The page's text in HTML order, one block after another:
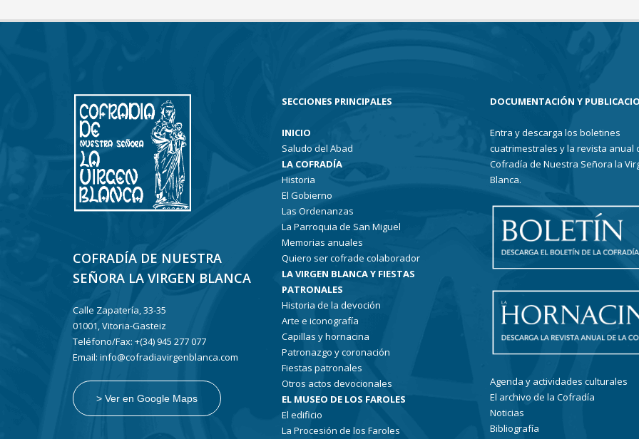
COFRADÍA DE NUESTRA
SEÑORA LA VIRGEN BLANCA
Calle Zapatería, 33-35
01001, Vitoria-Gasteiz
Teléfono/Fax: +(34) 945 277 077
Email: info@cofradiavirgenblanca.com
> Ver en Google Maps
SECCIONES PRINCIPALES
INICIO
Saludo del Abad
LA COFRADÍA
Historia
El Gobierno
Las Ordenanzas
La Parroquia de San Miguel
Memorias anuales
Quiero ser cofrade colaborador
LA VIRGEN BLANCA Y FIESTAS
PATRONALES
Historia de la devoción
Arte e iconografía
Capillas y hornacina
Patronazgo y coronación
Fiestas patronales
Otros actos devocionales
EL MUSEO DE LOS FAROLES
El edificio
La Procesión de los Faroles
DOCUMENTACIÓN Y
Entra y descarga los boletines
cuatrimestrales y la revista anual
Cofradía de Nuestra Señora la
Blanca.
Agenda y actividades culturales
El archivo de la Cofradía
Noticias
Bibliografía